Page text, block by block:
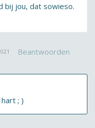
bij jou, dat sowieso.
Beantwoorden
; )